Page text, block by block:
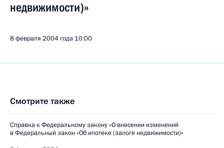
недвижимости)»
8 февраля 2004 года 10:00
Смотрите также
Справка к Федеральному закону «О внесении изменений
в Федеральный закон «Об ипотеке (залоге недвижимости)»